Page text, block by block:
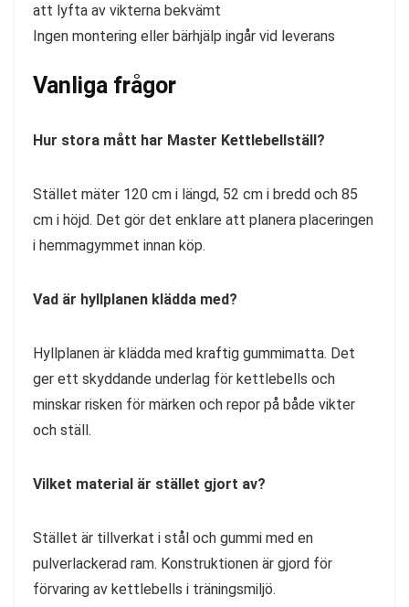
att lyfta av vikterna bekvämt
Ingen montering eller bärhjälp ingår vid leverans
Vanliga frågor
Hur stora mått har Master Kettlebellställ?
Stället mäter 120 cm i längd, 52 cm i bredd och 85
cm i höjd. Det gör det enklare att planera placeringen
i hemmagymmet innan köp.
Vad är hyllplanen klädda med?
Hyllplanen är klädda med kraftig gummimatta. Det
ger ett skyddande underlag för kettlebells och
minskar risken för märken och repor på både vikter
och ställ.
Vilket material är stället gjort av?
Stället är tillverkat i stål och gummi med en
pulverlackerad ram. Konstruktionen är gjord för
förvaring av kettlebells i träningsmiljö.